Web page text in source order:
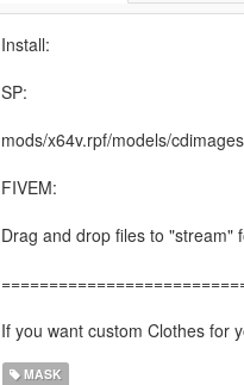
Install:
SP:
mods/x64v.rpf/models/
FIVEM:
Drag and drop files to "stream"
If you want custom Clothes for
MASK